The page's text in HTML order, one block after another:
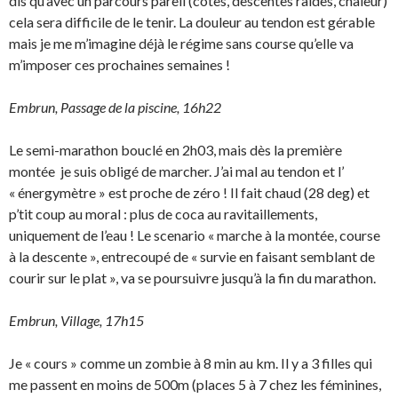
cela sera difficile de le tenir. La douleur au tendon est gérable
mais je me m’imagine déjà le régime sans course qu’elle va
m’imposer ces prochaines semaines !
Embrun, Passage de la piscine, 16h22
Le semi-marathon bouclé en 2h03, mais dès la première
montée je suis obligé de marcher. J’ai mal au tendon et l’
« énergymètre » est proche de zéro ! Il fait chaud (28 deg) et
p’tit coup au moral : plus de coca au ravitaillements,
uniquement de l’eau ! Le scenario « marche à la montée, course
à la descente », entrecoupé de « survie en faisant semblant de
courir sur le plat », va se poursuivre jusqu’à la fin du marathon.
Embrun, Village, 17h15
Je « cours » comme un zombie à 8 min au km. Il y a 3 filles qui
me passent en moins de 500m (places 5 à 7 chez les féminines,